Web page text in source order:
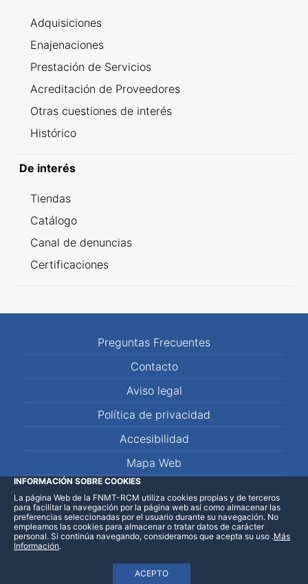
Adquisiciones
Enajenaciones
Prestación de Servicios
Acreditación de Proveedores
Otras cuestiones de interés
Histórico
De interés
Tiendas
Catálogo
Canal de denuncias
Certificaciones
Preguntas Frecuentes
Contacto
Aviso legal
Política de privacidad
Accesibilidad
Mapa Web
LinkedInFacebookWhatsApp
INFORMACIÓN SOBRE COOKIES
La página Web de la FNMT-RCM utiliza cookies propias y de terceros
para facilitar la navegación por la página web así como almacenar las
preferencias seleccionadas por el usuario durante su navegación. No
empleamos las cookies para almacenar o tratar datos de carácter
personal. Si continúa navegando, consideramos que acepta su uso
ACEPTO
.Más
Información.